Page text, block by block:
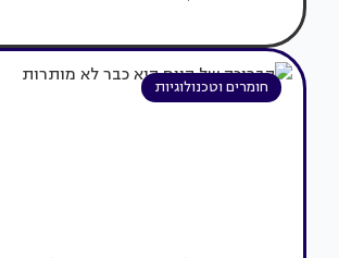
חומרים וטכנולוגיות